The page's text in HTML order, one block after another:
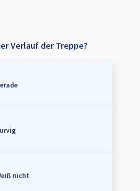
Verlauf der Treppe?
nicht